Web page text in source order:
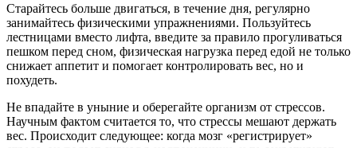
Старайтесь больше двигаться, в течение дня, регулярно
занимайтесь физическими упражнениями. Пользуйтесь
лестницами вместо лифта, введите за правило прогуливаться
пешком перед сном, физическая нагрузка перед едой не только
снижает аппетит и помогает контролировать вес, но и
похудеть.
Не впадайте в уныние и оберегайте организм от стрессов.
Научным фактом считается то, что стрессы мешают держать
вес. Происходит следующее: когда мозг «регистрирует»